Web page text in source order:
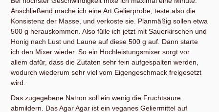
Anschließend mache ich eine Art Gelierprobe, teste also die
Konsistenz der Masse, und verkoste sie. Planmäßig sollen etwa
500 g herauskommen. Also fülle ich jetzt mit Sauerkirschen und
Honig nach Lust und Laune auf diese 500 g auf. Dann starte
ich den Mixer wieder. So ein Hochleistungsmixer sorgt vor
allem dafür, dass die Zutaten sehr fein aufgespalten werden,
wodurch wiederum sehr viel vom Eigengeschmack freigesetzt
wird.
Das zugegebene Natron soll ein wenig die Fruchtsäure
abmildern. Das Agar Agar ist ein veganes Geliermittel auf